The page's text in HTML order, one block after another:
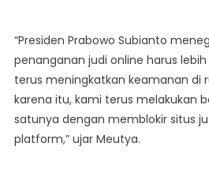
“Presiden Prabowo Subianto
penanganan judi online harus
terus meningkatkan keamanan di
karena itu, kami terus melakukan
satunya dengan memblokir situs
platform,” ujar Meutya.